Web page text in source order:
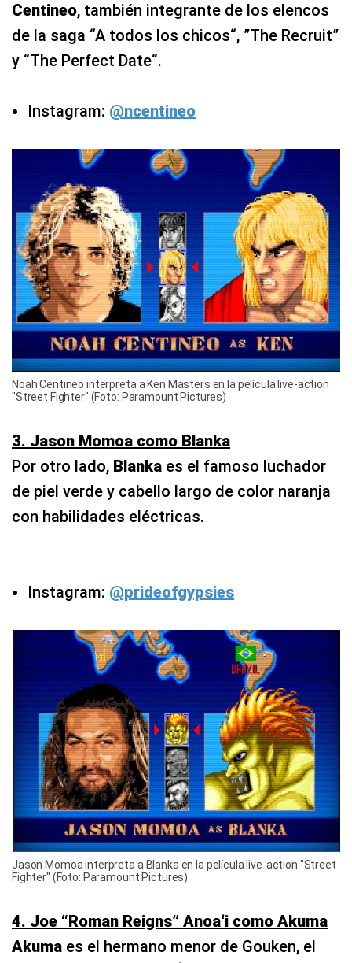
Centineo, también integrante de los elencos
de la saga “A todos los chicos“, ”The Recruit”
y “The Perfect Date“.
Instagram: @ncentineo
Noah Centineo interpreta a Ken Masters en la película live-action
"Street Fighter" (Foto: Paramount Pictures)
3. Jason Momoa como Blanka
Por otro lado, Blanka es el famoso luchador
de piel verde y cabello largo de color naranja
con habilidades eléctricas.
Instagram: @prideofgypsies
Jason Momoa interpreta a Blanka en la película live-action "Street
Fighter" (Foto: Paramount Pictures)
4. Joe “Roman Reigns” Anoaʻi como Akuma
Akuma es el hermano menor de Gouken, el